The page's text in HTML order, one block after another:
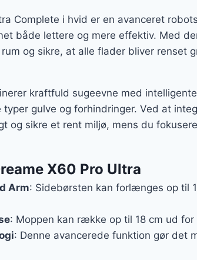
Complete i hvid er en avanceret
både lettere og mere effektiv. Med
og sikre, at alle flader bliver renset
kraftfuld sugeevne med
gulve og forhindringer. Ved at
og sikre et rent miljø, mens du
X60 Pro Ultra
Arm: Sidebørsten kan forlænges op til
: Moppen kan række op til 18 cm ud
: Denne avancerede funktion gør det